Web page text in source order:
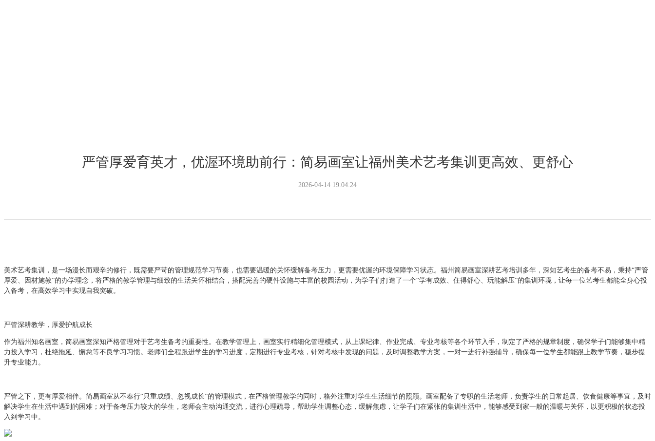
严管厚爱育英才，优渥环境助前行：简易画室让福州美术艺考集训更高效、更舒心
2026-04-14 19:04:24
美术艺考集训，是一场漫长而艰辛的修行，既需要严苛的管理规范学习节奏，也需要温暖的关怀缓解备考压力，更需要优渥的环境保障学习状态。福州简易画室深耕艺考培训多年，深知艺考生的备考不易，秉持“严管
厚爱、因材施教”的办学理念，将严格的教学管理与细致的生活关怀相结合，搭配完善的硬件设施与丰富的校园活动，为学子们打造了一个“学有成效、住得舒心、玩能解压”的集训环境，让每一位艺考生都能全身心投
入备考，在高效学习中实现自我突破。
严管深耕教学，厚爱护航成长
作为福州知名画室，简易画室深知严格管理对于艺考生备考的重要性。在教学管理上，画室实行精细化管理模式，从上课纪律、作业完成、专业考核等各个环节入手，制定了严格的规章制度，确保学子们能够集中精
力投入学习，杜绝拖延、懈怠等不良学习习惯。老师们全程跟进学生的学习进度，定期进行专业考核，针对考核中发现的问题，及时调整教学方案，一对一进行补强辅导，确保每一位学生都能跟上教学节奏，稳步提
升专业能力。
严管之下，更有厚爱相伴。简易画室从不奉行“只重成绩、忽视成长”的管理模式，在严格管理教学的同时，格外注重对学生生活细节的照顾。画室配备了专职的生活老师，负责学生的日常起居、饮食健康等事宜，及时
解决学生在生活中遇到的困难；对于备考压力较大的学生，老师会主动沟通交流，进行心理疏导，帮助学生调整心态，缓解焦虑，让学子们在紧张的集训生活中，能够感受到家一般的温暖与关怀，以更积极的状态投
入到学习中。